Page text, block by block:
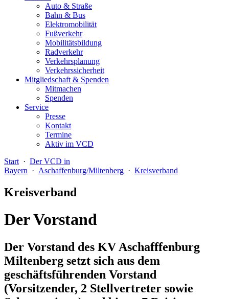
Auto & Straße
Bahn & Bus
Elektromobilität
Fußverkehr
Mobilitätsbildung
Radverkehr
Verkehrsplanung
Verkehrssicherheit
Mitgliedschaft & Spenden
Mitmachen
Spenden
Service
Presse
Kontakt
Termine
Aktiv im VCD
Start · Der VCD in
Bayern · Aschaffenburg/Miltenberg · Kreisverband
Kreisverband
Der Vorstand
Der Vorstand des KV Aschafffenburg
Miltenberg setzt sich aus dem
geschäftsführenden Vorstand
(Vorsitzender, 2 Stellvertreter sowie